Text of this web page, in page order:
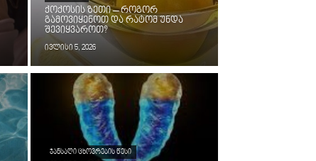
ქოქოსის ზეთი – როგორ
გამოვიყენოთ და რატომ უნდა
შევიყვაროთ?
ივლისი 5, 2026
ᲯᲐᲜᲡᲐᲦᲘ ᲪᲮᲝᲕᲠᲔᲑᲘᲡ ᲬᲔᲡᲘ